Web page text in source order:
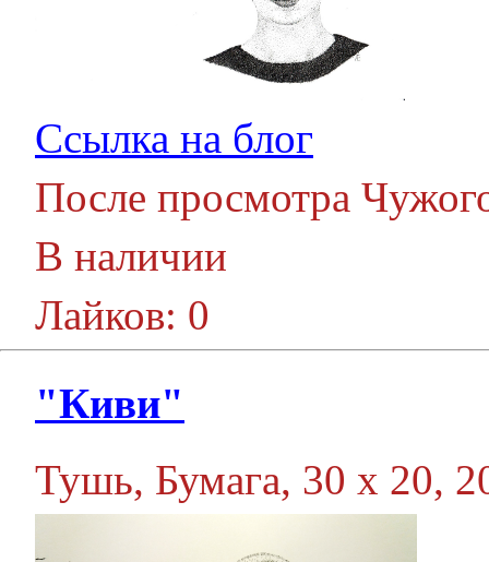
Ссылка на блог
После просмотра
В наличии
Лайков: 0
"Киви"
Тушь, Бумага, 30 х 20,